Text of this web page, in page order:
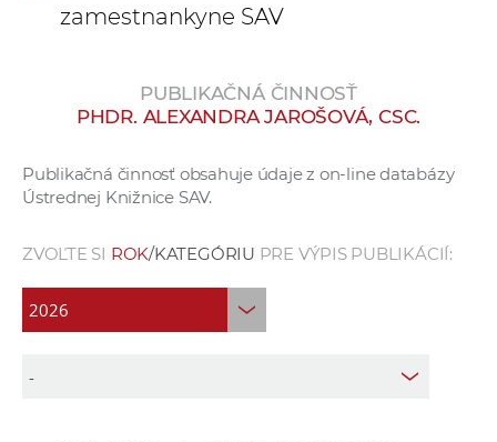
e
p
c
í
zamestnankyne SAV
PUBLIKAČNÁ ČINNOSŤ
PHDR. ALEXANDRA JAROŠOVÁ, CSC.
Publikačná činnosť obsahuje údaje z on-line databázy
Ústrednej Knižnice SAV.
ZVOĽTE SI ROK/KATEGÓRIU PRE VÝPIS PUBLIKÁCIÍ: